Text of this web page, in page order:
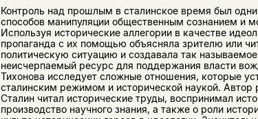
Контроль над прошлым в сталинское время был
способов манипуляции общественным сознанием и
Используя исторические аллегории в качестве
пропаганда с их помощью объясняла зрителю или
политическую ситуацию и создавала так
неисчерпаемый ресурс для поддержания власти
Тихонова исследует сложные отношения, которые
сталинским режимом и исторической наукой. Автор
Сталин читал исторические труды, воспринимал
производство научного знания, а также о роли